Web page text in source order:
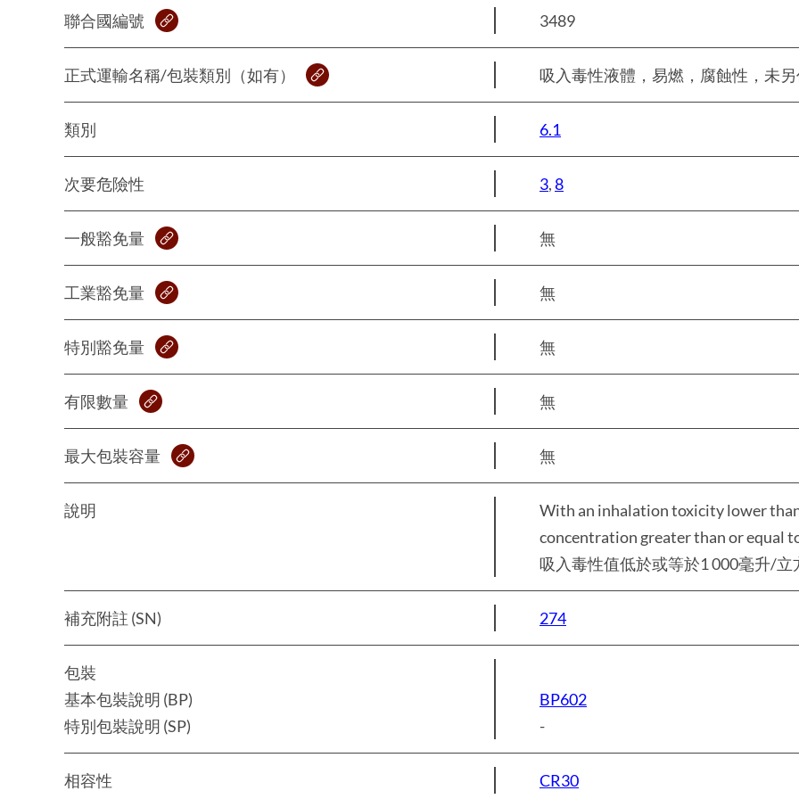
聯合國編號 3489
正式運輸名稱/包裝類別（如有） 吸入毒性液體，易燃，腐蝕性，未另
類別 6.1
次要危險性 3,8
一般豁免量 無
工業豁免量 無
特別豁免量 無
有限數量 無
最大包裝容量 無
說明
With an inhalation toxicity lower
concentration greater than or equal
吸入毒性值低於或等於1 000毫升/
補充附註 (SN) 274
包裝
基本包裝說明 (BP)
BP602
特別包裝說明 (SP)
-
相容性 CR30